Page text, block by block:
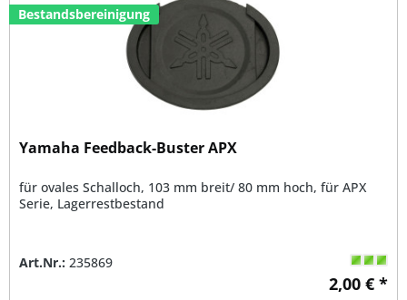
Bestandsbereinigung
Yamaha Feedback-Buster APX
für ovales Schalloch, 103 mm breit/ 80 mm hoch, für APX
Serie, Lagerrestbestand
Art.Nr.: 235869
2,00 € *